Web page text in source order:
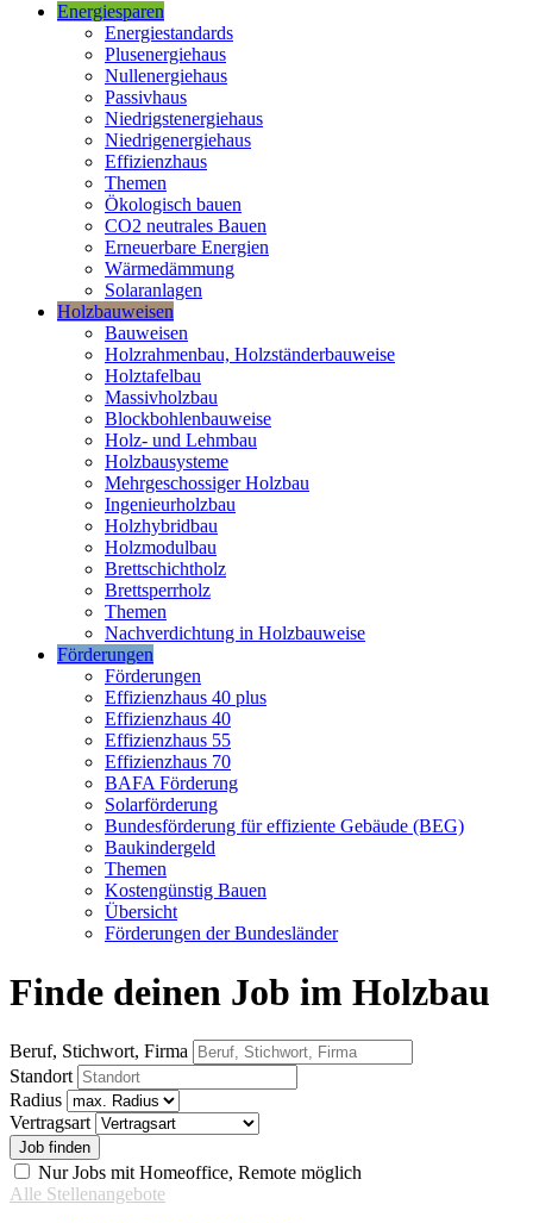
Energiesparen
Energiestandards
Plusenergiehaus
Nullenergiehaus
Passivhaus
Niedrigstenergiehaus
Niedrigenergiehaus
Effizienzhaus
Themen
Ökologisch bauen
CO2 neutrales Bauen
Erneuerbare Energien
Wärmedämmung
Solaranlagen
Holzbauweisen
Bauweisen
Holzrahmenbau, Holzständerbauweise
Holztafelbau
Massivholzbau
Blockbohlenbauweise
Holz- und Lehmbau
Holzbausysteme
Mehrgeschossiger Holzbau
Ingenieurholzbau
Holzhybridbau
Holzmodulbau
Brettschichtholz
Brettsperrholz
Themen
Nachverdichtung in Holzbauweise
Förderungen
Förderungen
Effizienzhaus 40 plus
Effizienzhaus 40
Effizienzhaus 55
Effizienzhaus 70
BAFA Förderung
Solarförderung
Bundesförderung für effiziente Gebäude (BEG)
Baukindergeld
Themen
Kostengünstig Bauen
Übersicht
Förderungen der Bundesländer
Finde deinen Job im Holzbau
Beruf, Stichwort, Firma
Standort
Radius
Vertragsart
Nur Jobs mit Homeoffice, Remote möglich
Alle Stellenangebote